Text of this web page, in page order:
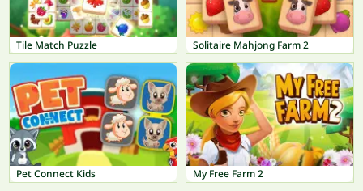
Tile Match Puzzle Solitaire Mahjong Farm 2
Pet Connect Kids My Free Farm 2